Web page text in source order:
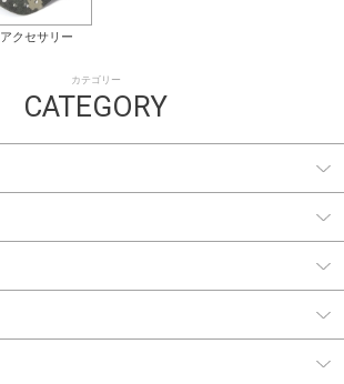
アクセサリー
カテゴリー
CATEGORY